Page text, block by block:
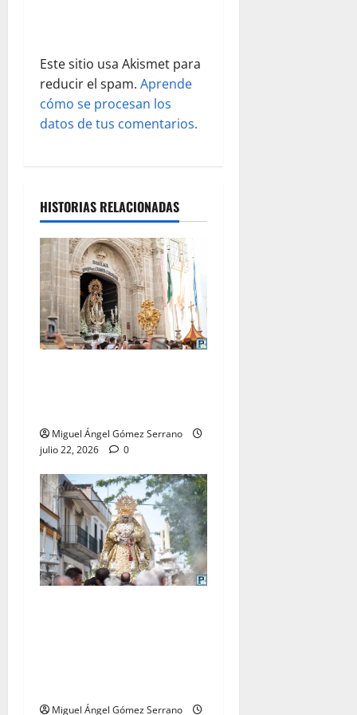
a
s
Este sitio usa Akismet para
reducir el spam. Aprende
cómo se procesan los
datos de tus comentarios.
HISTORIAS RELACIONADAS
Miguel Ángel Gómez Serrano
julio 22, 2026
0
Miguel Ángel Gómez Serrano